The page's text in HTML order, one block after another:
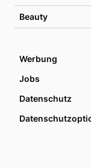
Beauty
Werbung
Jobs
Datenschutz